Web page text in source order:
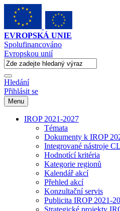
EVROPSKÁ UNIE
Spolufinancováno
Evropskou unií
Hledání
Přihlásit se
Menu
IROP 2021-2027
Témata
Dokumenty k IROP
Integrované nástroje
Hodnotící kritéria
Kategorie regionů
Kalendář akcí
Přehled akcí
Konzultační servis
Publicita IROP 2021-
Strategické projekty